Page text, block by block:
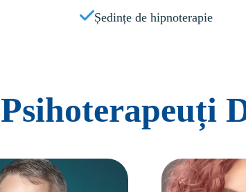
Ședințe de hipnoterapie
Psihoterapeuți